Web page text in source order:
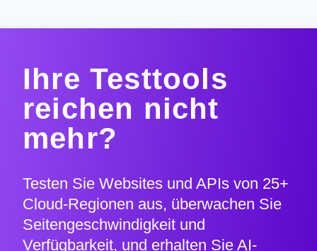
Ihre Testtools
reichen nicht
mehr?
Testen Sie Websites und APIs von 25+
Cloud-Regionen aus, überwachen Sie
Seitengeschwindigkeit und
Verfügbarkeit, und erhalten Sie AI-